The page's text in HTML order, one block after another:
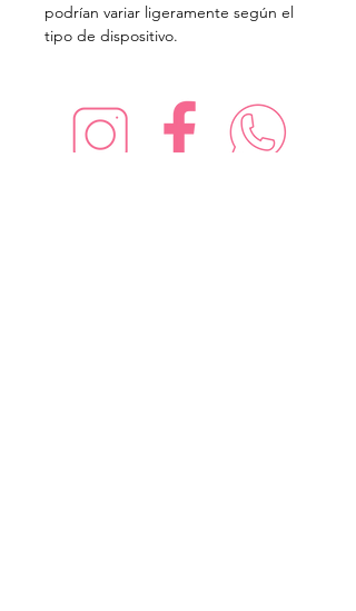
podrían variar ligeramente según el
tipo de dispositivo.